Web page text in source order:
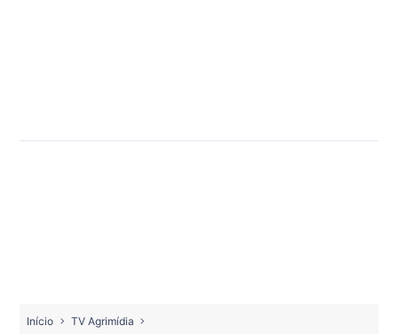
Início
TV Agrimídia